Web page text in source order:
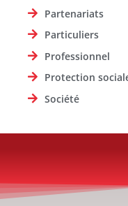
Partenariats
Particuliers
Professionnel
Protection
Société